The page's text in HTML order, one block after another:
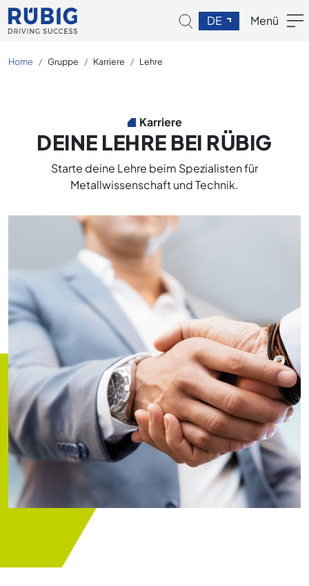
DE Menü
Home Gruppe Karriere Lehre
Karriere
DEINE LEHRE BEI RÜBIG
Starte deine Lehre beim Spezialisten für
Metallwissenschaft und Technik.